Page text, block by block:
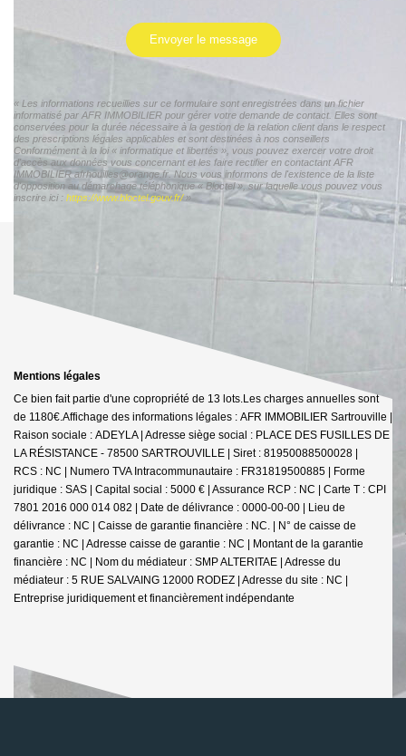
Envoyer le message
« Les informations recueillies sur ce formulaire sont enregistrées dans un fichier
informatisé par AFR IMMOBILIER pour gérer votre demande de contact. Elles sont
conservées pour la durée nécessaire à la gestion de la relation client dans le respect
des prescriptions légales applicables et sont destinées à nos conseillers
Conformément à la loi « informatique et libertés », vous pouvez exercer votre droit
d'accès aux données vous concernant et les faire rectifier en contactant AFR
IMMOBILIER afrhouilles@orange.fr. Nous vous informons de l'existence de la liste
d'opposition au démarchage téléphonique « Bloctel », sur laquelle vous pouvez vous
inscrire ici : https://www.bloctel.gouv.fr/»
Mentions légales
Ce bien fait partie d'une copropriété de 13 lots.Les charges annuelles sont
de 1180€. Affichage des informations légales : AFR IMMOBILIER Sartrouville |
Raison sociale : ADEYLA | Adresse siège social : PLACE DES FUSILLES DE
LA RÉSISTANCE - 78500 SARTROUVILLE | Siret : 81950088500028 |
RCS : NC | Numero TVA Intracommunautaire : FR31819500885 | Forme
juridique : SAS | Capital social : 5000 € | Assurance RCP : NC | Carte T : CPI
7801 2016 000 014 082 | Date de délivrance : 0000-00-00 | Lieu de
délivrance : NC | Caisse de garantie financière : NC. | N° de caisse de
garantie : NC | Adresse caisse de garantie : NC | Montant de la garantie
financière : NC | Nom du médiateur : SMP ALTERITAE | Adresse du
médiateur : 5 RUE SALVAING 12000 RODEZ | Adresse du site : NC |
Entreprise juridiquement et financièrement indépendante